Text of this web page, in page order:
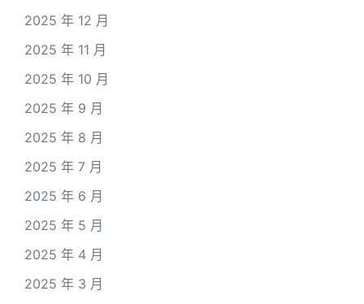
2025 年 12 月
2025 年 11 月
2025 年 10 月
2025 年 9 月
2025 年 8 月
2025 年 7 月
2025 年 6 月
2025 年 5 月
2025 年 4 月
2025 年 3 月